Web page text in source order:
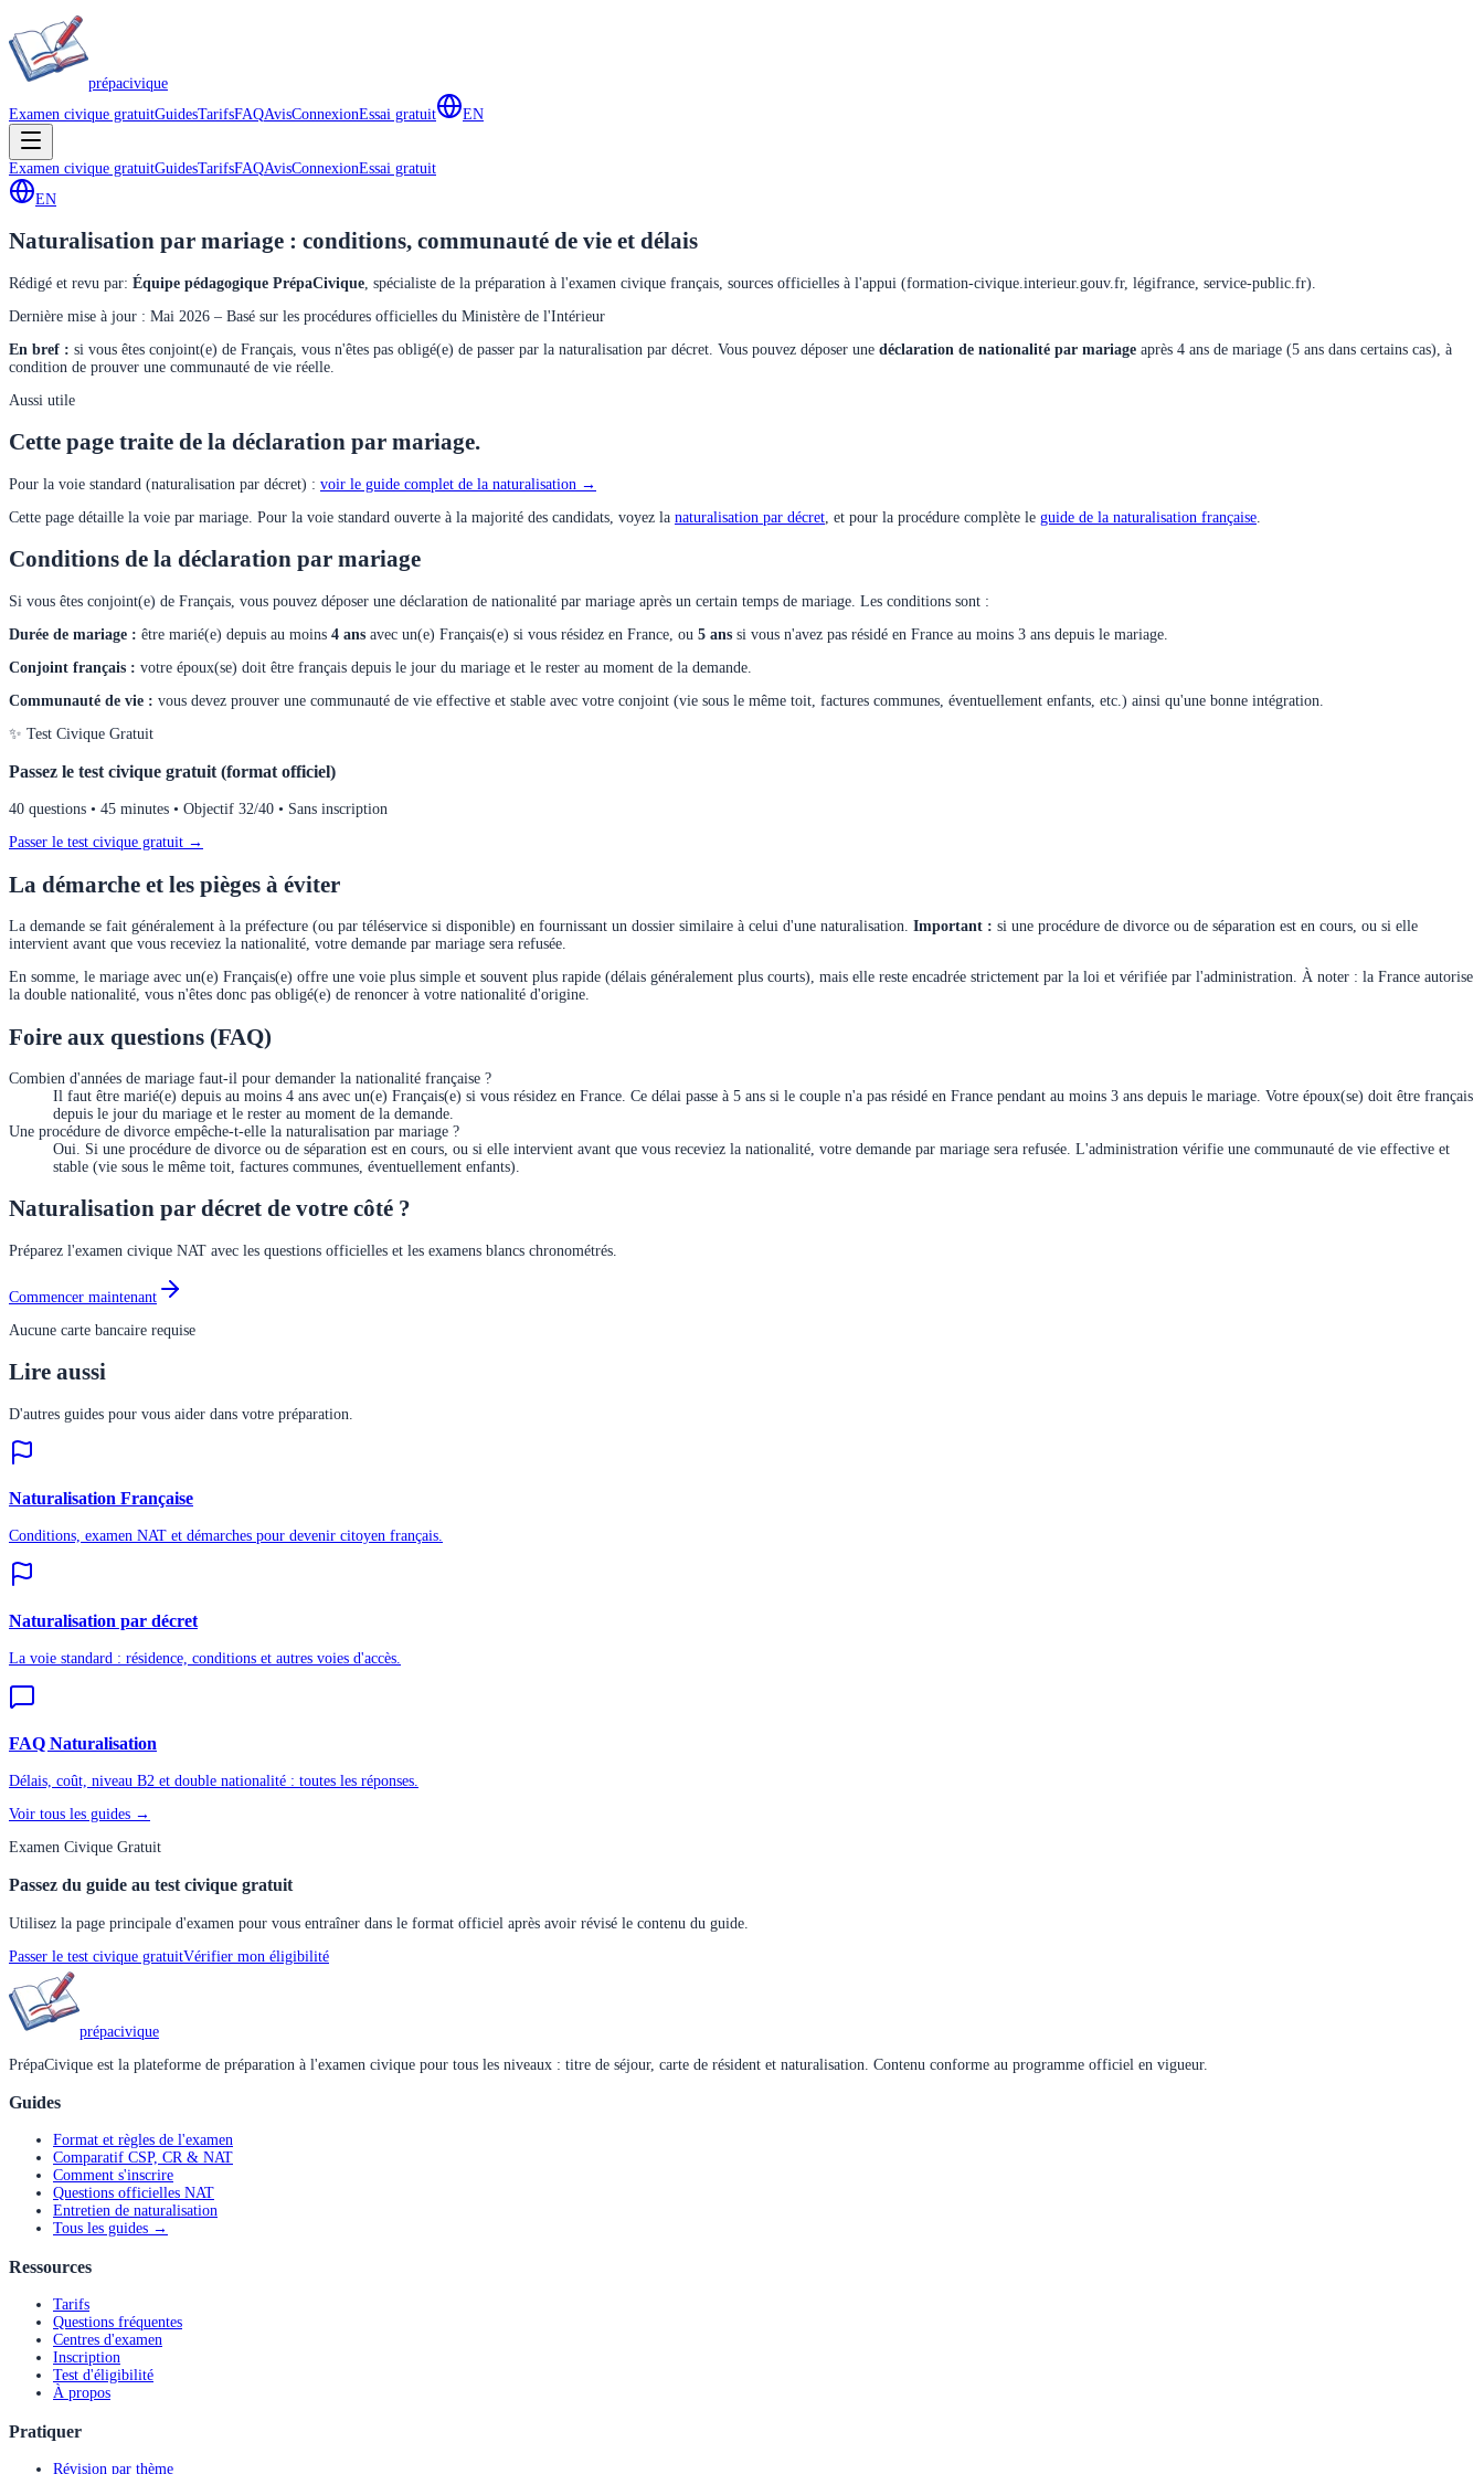
prépacivique
Examen civique gratuitGuidesTarifsFAQAvisConnexionEssai gratuit EN
Examen civique gratuitGuidesTarifsFAQAvisConnexionEssai gratuit
EN
Naturalisation par mariage : conditions, communauté de vie et délais
Rédigé et revu par: Équipe pédagogique PrépaCivique spécialiste de la préparation à l'examen civique français, sources officielles à l'appui (formation-civique.interieur.gouv.fr, légifrance, service-public.fr).
Dernière mise à jour : Mai 2026 – Basé sur les procédures officielles du Ministère de l'Intérieur
En bref : si vous êtes conjoint(e) de Français, vous n'êtes pas obligé(e) de passer par la naturalisation par décret. Vous pouvez déposer une déclaration de nationalité par mariage après 4 ans de mariage (5 ans dans certains cas), à
condition de prouver une communauté de vie réelle.
Aussi utile
Cette page traite de la déclaration par mariage.
Pour la voie standard (naturalisation par décret) : voir le guide complet de la naturalisation →
Cette page détaille la voie par mariage. Pour la voie standard ouverte à la majorité des candidats, voyez la naturalisation par décret , et pour la procédure complète le guide de la naturalisation française
Conditions de la déclaration par mariage
Si vous êtes conjoint(e) de Français, vous pouvez déposer une déclaration de nationalité par mariage après un certain temps de mariage. Les conditions sont :
Durée de mariage : être marié(e) depuis au moins 4 ans avec un(e) Français(e) si vous résidez en France, ou 5 ans si vous n'avez pas résidé en France au moins 3 ans depuis le mariage.
Conjoint français : votre époux(se) doit être français depuis le jour du mariage et le rester au moment de la demande.
Communauté de vie : vous devez prouver une communauté de vie effective et stable avec votre conjoint (vie sous le même toit, factures communes, éventuellement enfants, etc.) ainsi qu'une bonne intégration.
✨ Test Civique Gratuit
Passez le test civique gratuit (format officiel)
40 questions • 45 minutes • Objectif 32/40 • Sans inscription
Passer le test civique gratuit →
La démarche et les pièges à éviter
La demande se fait généralement à la préfecture (ou par téléservice si disponible) en fournissant un dossier similaire à celui d'une naturalisation. Important : si une procédure de divorce ou de séparation est en cours, ou si elle
intervient avant que vous receviez la nationalité, votre demande par mariage sera refusée.
En somme, le mariage avec un(e) Français(e) offre une voie plus simple et souvent plus rapide (délais généralement plus courts), mais elle reste encadrée strictement par la loi et vérifiée par l'administration. À noter : la France autorise
la double nationalité, vous n'êtes donc pas obligé(e) de renoncer à votre nationalité d'origine.
Foire aux questions (FAQ)
Combien d'années de mariage faut-il pour demander la nationalité française ?
Il faut être marié(e) depuis au moins 4 ans avec un(e) Français(e) si vous résidez en France. Ce délai passe à 5 ans si le couple n'a pas résidé en France pendant au moins 3 ans depuis le mariage. Votre époux(se) doit être français
depuis le jour du mariage et le rester au moment de la demande.
Une procédure de divorce empêche-t-elle la naturalisation par mariage ?
Oui. Si une procédure de divorce ou de séparation est en cours, ou si elle intervient avant que vous receviez la nationalité, votre demande par mariage sera refusée. L'administration vérifie une communauté de vie effective et
stable (vie sous le même toit, factures communes, éventuellement enfants).
Naturalisation par décret de votre côté ?
Préparez l'examen civique NAT avec les questions officielles et les examens blancs chronométrés.
Commencer maintenant
Aucune carte bancaire requise
Lire aussi
D'autres guides pour vous aider dans votre préparation.
Naturalisation Française
Conditions, examen NAT et démarches pour devenir citoyen français.
Naturalisation par décret
La voie standard : résidence, conditions et autres voies d'accès.
FAQ Naturalisation
Délais, coût, niveau B2 et double nationalité : toutes les réponses.
Voir tous les guides →
Examen Civique Gratuit
Passez du guide au test civique gratuit
Utilisez la page principale d'examen pour vous entraîner dans le format officiel après avoir révisé le contenu du guide.
Passer le test civique gratuitVérifier mon éligibilité
prépacivique
PrépaCivique est la plateforme de préparation à l'examen civique pour tous les niveaux : titre de séjour, carte de résident et naturalisation. Contenu conforme au programme officiel en vigueur.
Guides
Format et règles de l'examen
Comparatif CSP, CR & NAT
Comment s'inscrire
Questions officielles NAT
Entretien de naturalisation
Tous les guides →
Ressources
Tarifs
Questions fréquentes
Centres d'examen
Inscription
Test d'éligibilité
À propos
Pratiquer
Révision par thème